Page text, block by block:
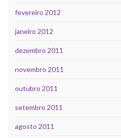
fevereiro 2012
janeiro 2012
dezembro 2011
novembro 2011
outubro 2011
setembro 2011
agosto 2011